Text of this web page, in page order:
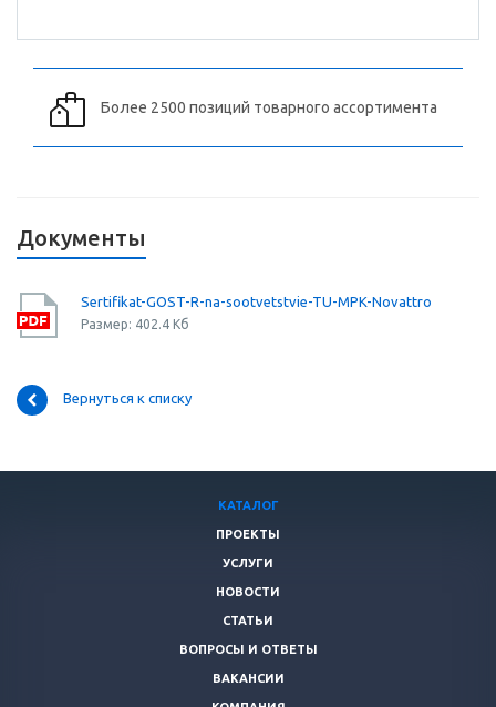
Более 2500 позиций товарного ассортимента
Документы
Sertifikat-GOST-R-na-sootvetstvie-TU-MPK-Novattro
Размер: 402.4 Кб
Вернуться к списку
КАТАЛОГ
ПРОЕКТЫ
УСЛУГИ
НОВОСТИ
СТАТЬИ
ВОПРОСЫ И ОТВЕТЫ
ВАКАНСИИ